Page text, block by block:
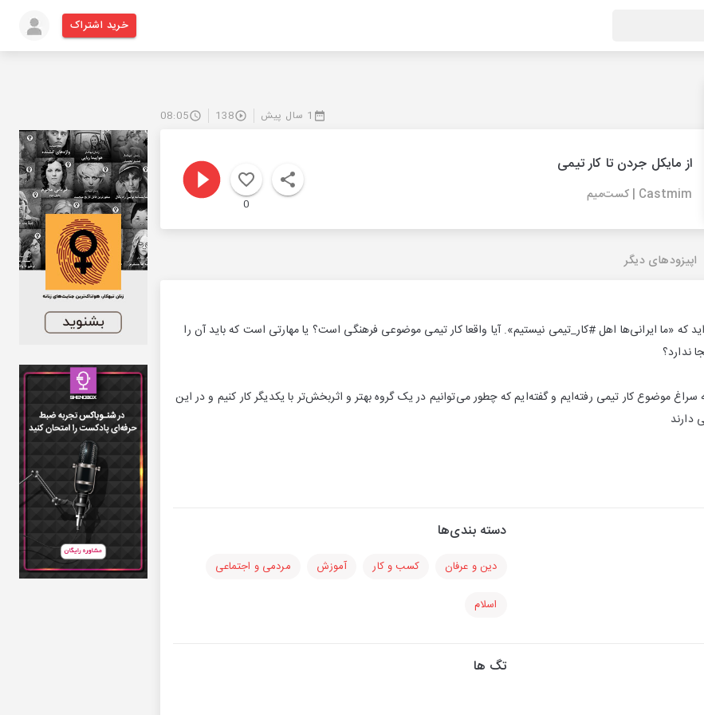
خرید اشتراک
1 سال پیش 138
08:05
از مایکل جردن تا کار تیمی
Castmim | کست‌میم
0
اپیزودهای دیگر
که «ما ایرانی‌ها اهل #کار_تیمی نیستیم». آیا واقعا کار تیمی موضوعی فرهنگی است؟ یا مهارتی است که باید آن را
ندارد؟
موضوع کار تیمی رفته‌ایم و گفته‌ایم که چطور می‌توانیم در یک گروه بهتر و اثربخش‌تر با یکدیگر کار کنیم و در این
دارند
دسته بندی‌ها
دین و عرفان کسب و کار آموزش مردمی و اجتماعی
اسلام
تگ ها